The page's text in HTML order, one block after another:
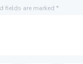
fields are marked*